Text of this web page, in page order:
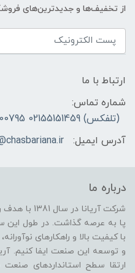
از تخفیف‌ها و جدیدترین‌های
ارتباط با ما
شماره تماس:
(تلفکس) 02155151459 02155800795 - 09218163683
آدرس ایمیل:
درباره ما
شرکت
پا به عرصه گذاشت. در طول این
با کیفیت بالا و راهکارهای
و توسعه این صنعت ایفا کنیم.
ارتقا سطح استانداردهای